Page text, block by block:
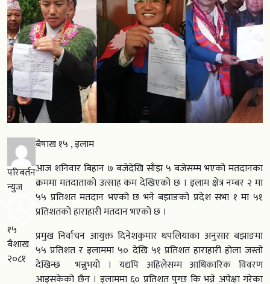
परिबर्तन
न्युज
१५
बैशाख
२०८१
बैषाख १५ , इलाम
आज शनिवार बिहान ७ बजेदेखि साँझ ५ बजेसम्म भएको मतदानका
क्रममा मतदाताको उत्साह कम देखिएको छ । इलाम क्षेत्र नम्बर २ मा
५५ प्रतिशत मतदान भएको छ भने बझाङको प्रदेश सभा १ मा ५१
प्रतिशतको हाराहारी मतदान भएको छ ।
प्रमुख निर्वाचन आयुक्त दिनेशकुमार थपलियाका अनुसार बझाङमा
५५ प्रतिशत र इलाममा ५० देखि ५१ प्रतिशत हाराहारी होला जस्तो
देखिन्छ भन्नुभयो । यद्यपि अहिलेसम्म आधिकारिक विवरण
आइसकेको छैन । इलाममा ६० प्रतिशत पुग्छ कि भन्ने अपेक्षा गरेका